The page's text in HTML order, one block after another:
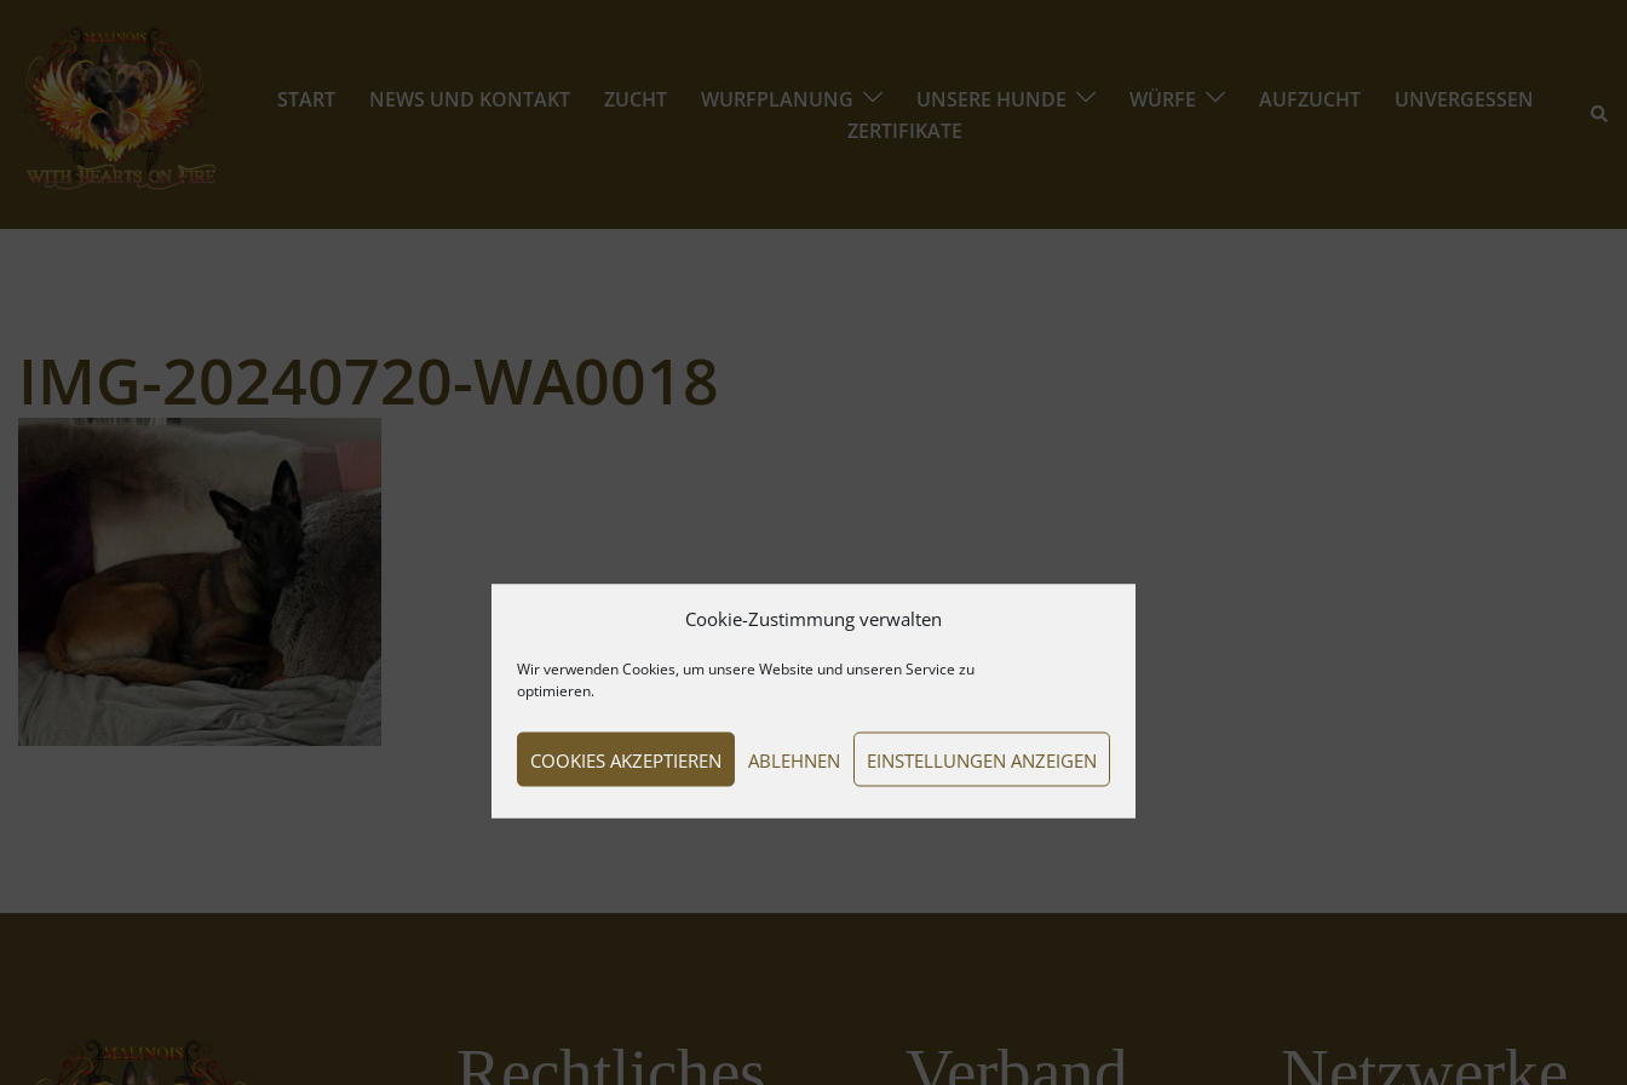
Cookie-Zustimmung verwalten
Wir verwenden Cookies, um unsere Website und unseren Service zu
optimieren.
COOKIES AKZEPTIEREN ABLEHNEN EINSTELLUNGEN ANZEIGEN
Inhalt
springen
START NEWS UND KONTAKT ZUCHT WURFPLANUNG UNSERE HUNDE WÜRFE AUFZUCHT
UNVERGESSEN
ZERTIFIKATE
IMG-20240720-WA0018